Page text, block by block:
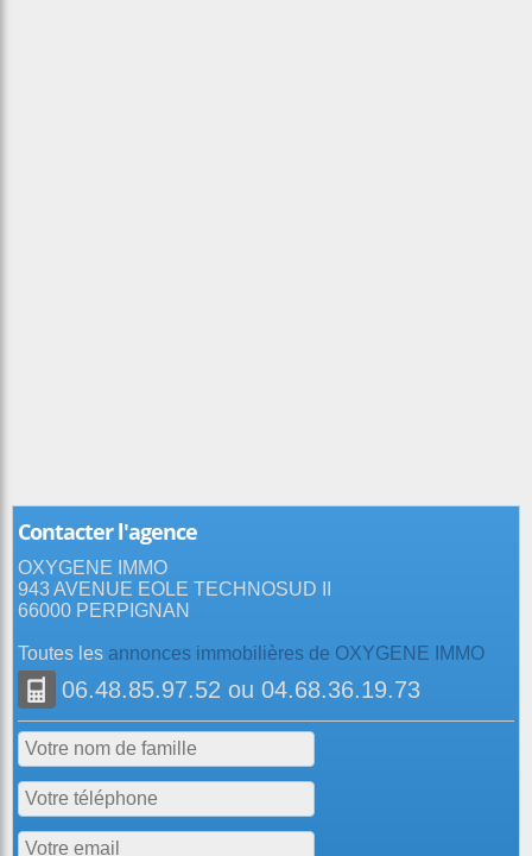
Contacter l'agence
OXYGENE IMMO
943 AVENUE EOLE TECHNOSUD II
66000 PERPIGNAN
Toutes les annonces immobilières de OXYGENE IMMO
06.48.85.97.52 ou 04.68.36.19.73